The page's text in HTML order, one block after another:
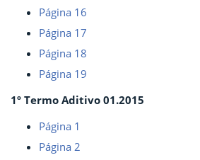
Página 16
Página 17
Página 18
Página 19
1º Termo Aditivo 01.2015
Página 1
Página 2